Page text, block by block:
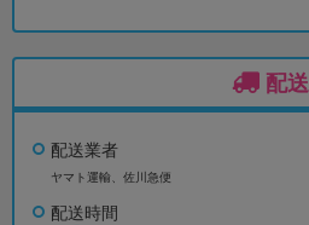
配送
配送業者
ヤマト運輸、佐川急便
配送時間